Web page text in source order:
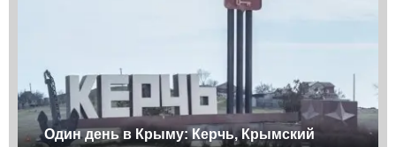
Один день в Крыму: Керчь, Крымский